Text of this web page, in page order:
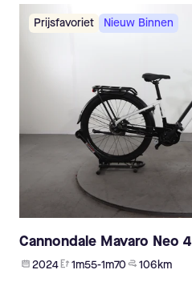
Prijsfavoriet Nieuw Binnen
Cannondale Mavaro Neo 4
2024 1m55-1m70 106 km